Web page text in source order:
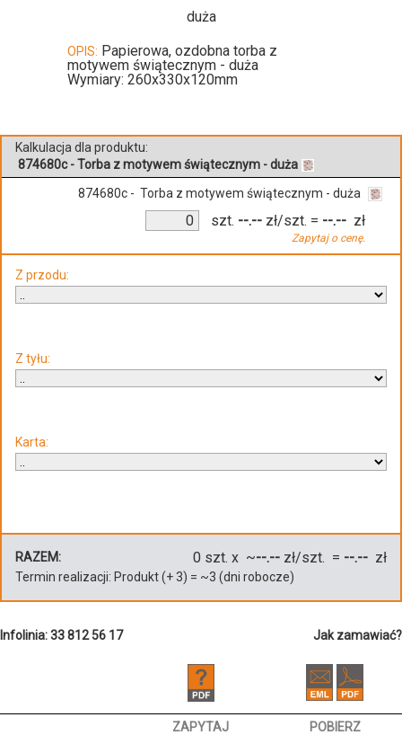
duża
OPIS: Papierowa, ozdobna torba z
motywem świątecznym - duża
Wymiary: 260x330x120mm
Kalkulacja dla produktu:
874680c - Torba z motywem świątecznym - duża
874680c - Torba z motywem świątecznym - duża
szt. --.-- zł/szt.
Zapytaj o cenę.
= --.-- zł
Z przodu:
Z tyłu:
Karta:
RAZEM: 0 szt. x ~--.-- zł/szt. = --.-- zł
Termin realizacji: Produkt(+3) = ~3 (dni robocze)
Infolinia: 33 812 56 17 Jak zamawiać?
ZAPYTAJ POBIERZ